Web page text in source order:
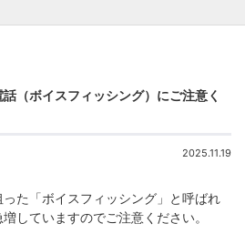
（ボイスフィッシング）にご注意く
2025.11.19
た「ボイスフィッシング」と呼ばれ
していますのでご注意ください。